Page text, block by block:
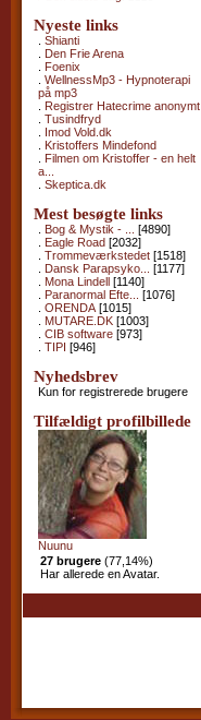
Nyeste links
Shianti
Den Frie Arena
Foenix
WellnessMp3 - Hypnoterapi
på mp3
Registrer Hatecrime anonymt
Tusindfryd
Imod Vold.dk
Kristoffers Mindefond
Filmen om Kristoffer - en helt
a...
Skeptica.dk
Mest besøgte links
Bog & Mystik - ...
[4890]
Eagle Road [2032]
Trommeværkstedet [1518]
Dansk Parapsyko...
[1177]
Mona Lindell [1140]
Paranormal Efte...
[1076]
ORENDA [1015]
MUTARE.DK [1003]
CIB software [973]
TIPI [946]
Nyhedsbrev
Kun for registrerede brugere
Tilfældigt profilbillede
Nuunu
27 brugere (77,14%)
Har allerede en Avatar.